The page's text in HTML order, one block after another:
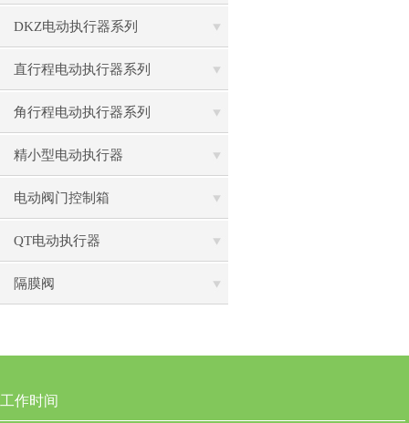
DKZ电动执行器系列
直行程电动执行器系列
角行程电动执行器系列
精小型电动执行器
电动阀门控制箱
QT电动执行器
隔膜阀
工作时间